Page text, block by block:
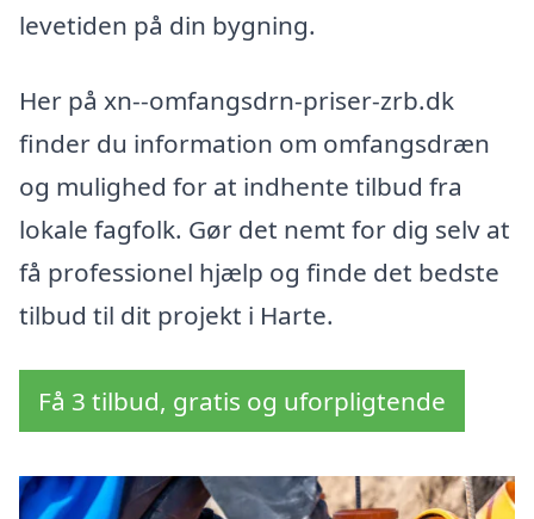
levetiden på din bygning.
Her på xn--omfangsdrn-priser-zrb.dk
finder du information om omfangsdræn
og mulighed for at indhente tilbud fra
lokale fagfolk. Gør det nemt for dig selv at
få professionel hjælp og finde det bedste
tilbud til dit projekt i Harte.
Få 3 tilbud, gratis og uforpligtende